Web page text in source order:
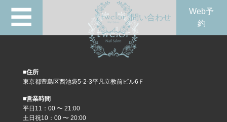
☰ 問い合わせ
Web予
約
■住所
東京都豊島区西池袋5-2-3平凡立教前ビル6Ｆ
■営業時間
平日11：00 〜 21:00
土日祝10：00 〜 20:00